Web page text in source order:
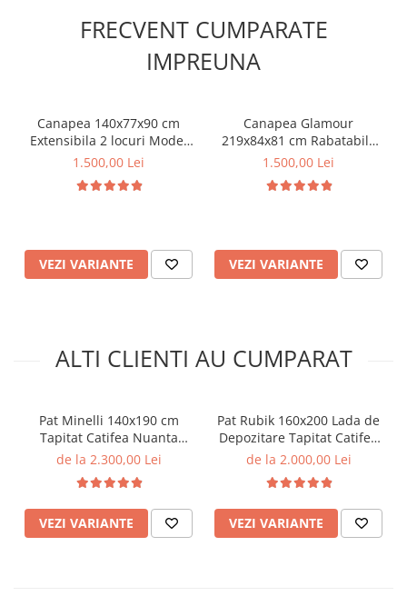
FRECVENT CUMPARATE
IMPREUNA
Canapea 140x77x90 cm
Extensibila 2 locuri Model
One Tapiterie Catifea Gri
1.500,00 Lei
VEZI VARIANTE
Canapea Glamour
219x84x81 cm Rabatabila
Dark Grey
1.500,00 Lei
VEZI VARIANTE
ALTI CLIENTI AU CUMPARAT
Pat Minelli 140x190 cm
Tapitat Catifea Nuanta
Crem Somiera Inclusa (cod
de la 2.300,00 Lei
VEZI VARIANTE
Pat Rubik 160x200 Lada de
Depozitare Tapitat Catifea
Gri (cod: ML2223)
de la 2.000,00 Lei
VEZI VARIANTE